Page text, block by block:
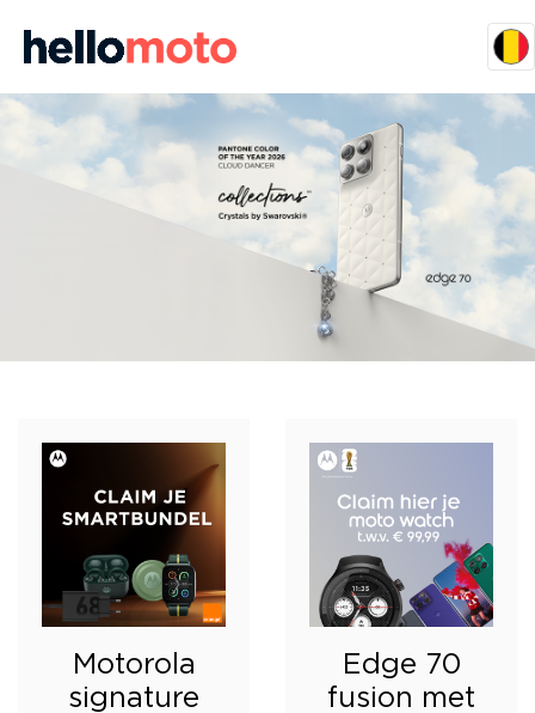
Motorola
signature
Edge 70
fusion met